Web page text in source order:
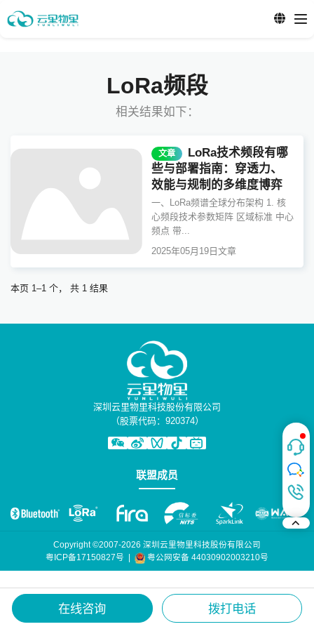
LoRa频段
相关结果如下：
文章
LoRa技术频段有哪
些与部署指南：穿透力、
效能与规制的多维度博弈
一、LoRa频谱全球分布架构 1. 核
心频段技术参数矩阵 区域标准 中心
频点 带...
2025年05月19日文章
本页 1–1 个， 共 1 结果
深圳云里物里科技股份有限公司
（股票代码：920374）
联盟成员
Copyright ©2007-2026 深圳云里物里科技股份有限公司
粤ICP备17150827号 | 粤公网安备 44030902003210号
在线咨询 拨打电话